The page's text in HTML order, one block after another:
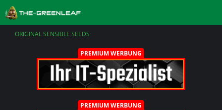
ORIGINAL SENSIBLE SEEDS
PREMIUM WERBUNG
PREMIUM WERBUNG